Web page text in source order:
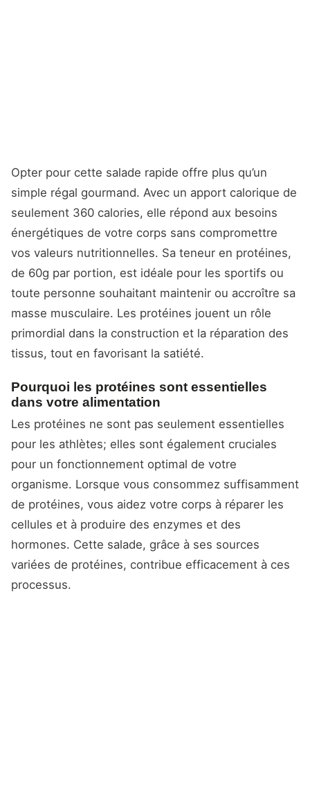
Opter pour cette salade rapide offre plus qu’un
simple régal gourmand. Avec un apport calorique de
seulement 360 calories, elle répond aux besoins
énergétiques de votre corps sans compromettre
vos valeurs nutritionnelles. Sa teneur en protéines,
de 60g par portion, est idéale pour les sportifs ou
toute personne souhaitant maintenir ou accroître sa
masse musculaire. Les protéines jouent un rôle
primordial dans la construction et la réparation des
tissus, tout en favorisant la satiété.
Pourquoi les protéines sont essentielles
dans votre alimentation
Les protéines ne sont pas seulement essentielles
pour les athlètes; elles sont également cruciales
pour un fonctionnement optimal de votre
organisme. Lorsque vous consommez suffisamment
de protéines, vous aidez votre corps à réparer les
cellules et à produire des enzymes et des
hormones. Cette salade, grâce à ses sources
variées de protéines, contribue efficacement à ces
processus.